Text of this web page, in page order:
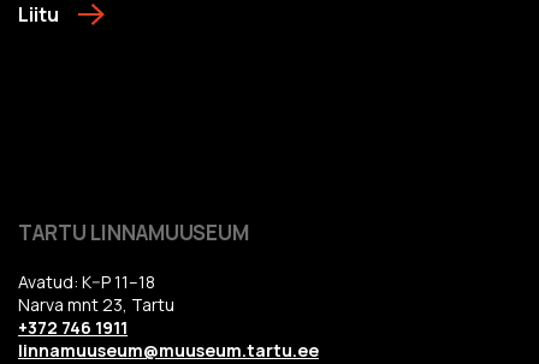
Liitu
TARTU LINNAMUUSEUM
Avatud: K–P 11–18
Narva mnt 23, Tartu
+372 746 1911
linnamuuseum@muuseum.tartu.ee